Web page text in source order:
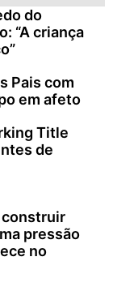
do
“A criança
Pais com
em afeto
Title
de
construir
pressão
no